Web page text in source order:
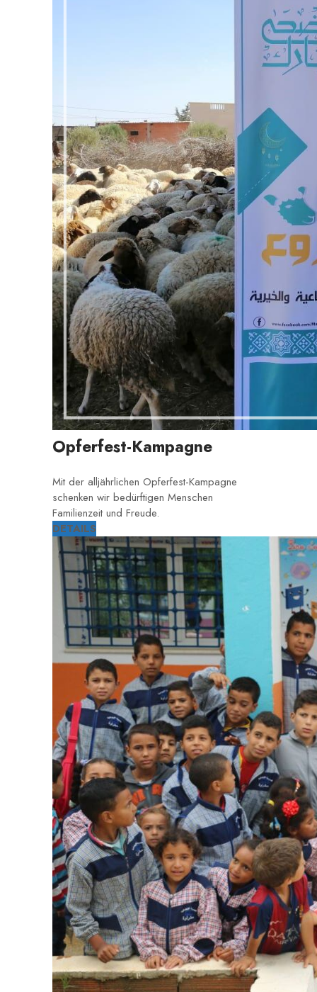
Opferfest-Kampagne
Mit der alljährlichen Opferfest-Kampagne
schenken wir bedürftigen Menschen
Familienzeit und Freude.
DETAILS